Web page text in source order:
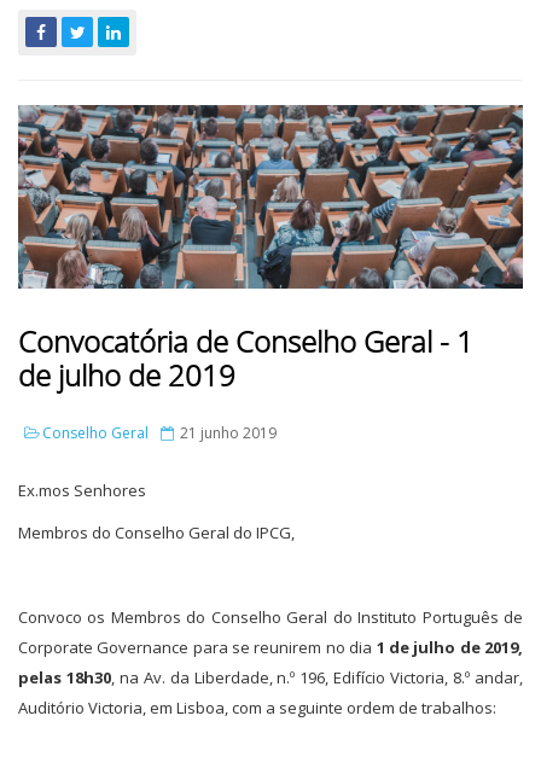
Convocatória de Conselho Geral - 1
de julho de 2019
Conselho Geral 21 junho 2019
Ex.mos Senhores
Membros do Conselho Geral do IPCG,
Convoco os Membros do Conselho Geral do Instituto Português de
Corporate Governance para se reunirem no dia 1 de julho de 2019,
pelas 18h30, na Av. da Liberdade, n.º 196, Edifício Victoria, 8.º andar,
Auditório Victoria, em Lisboa, com a seguinte ordem de trabalhos: